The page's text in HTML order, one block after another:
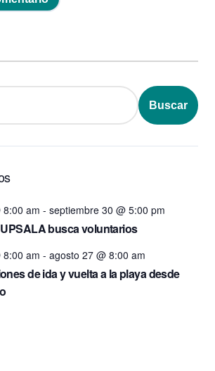
Buscar
8:00 am - septiembre 30 @ 5:00 pm
busca voluntarios
8:00 am - agosto 27 @ 8:00 am
de ida y vuelta a la playa desde